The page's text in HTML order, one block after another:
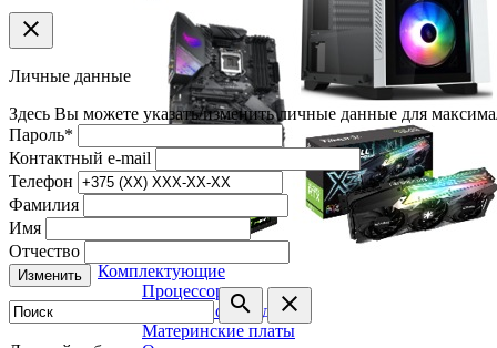
Комплектующие
Процессоры
Системы охлаждения
Материнские платы
clear
Личные данные
Здесь Вы можете указать/изменить личные данные для
Пароль*
Контактный e-mail
Телефон
Фамилия
Имя
Отчество
Изменить
search clear